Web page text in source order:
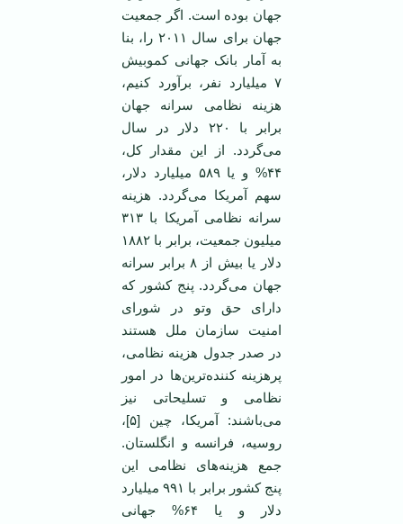
جهان بوده است. اگر جمعیت
جهان برای سال ۲۰۱۱ را، بنا
به آمار بانک جهانی کموبیش
۷ میلیارد نفر، برآورد کنیم،
هزینه نظامی سرانه جهان
برابر با ۲۲۰ دلار در سال
می‌گردد. از این مقدار کل،
۴۴% و یا ۵۸۹ میلیارد دلار،
سهم آمریکا می‌گردد. هزینه
سرانه نظامی آمریکا با ۳۱۳
میلیون جمعیت، برابر با ۱۸۸۲
دلار یا بیش از ۸ برابر سرانه
جهان می‌گردد. پنج کشور که
دارای حق وتو در شورای
امنیت سازمان ملل هستند
در صدر جدول هزینه نظامی،
پرهزینه کننده‌ترین‌ها در امور
نظامی و تسلیحاتی نیز
می‌باشند: آمریکا، چین [۵]،
روسیه، فرانسه و انگلستان.
جمع هزینه‌های نظامی این
پنج کشور برابر با ۹۹۱ میلیارد
دلار و یا ۶۴% جهانی